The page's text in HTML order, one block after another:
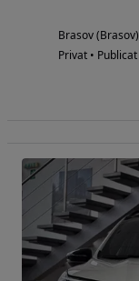
Brasov (Brasov)
Privat • Publicat